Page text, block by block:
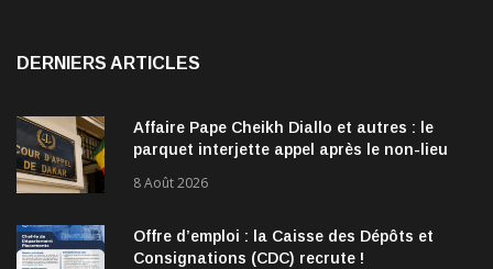
DERNIERS ARTICLES
Affaire Pape Cheikh Diallo et autres : le
parquet interjette appel après le non-lieu
8 Août 2026
Offre d’emploi : la Caisse des Dépôts et
Consignations (CDC) recrute !